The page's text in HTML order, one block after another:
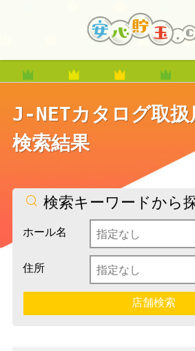
J-NETカタログ取扱
検索結果
検索キーワードから
ホール名
住所
店舗検索